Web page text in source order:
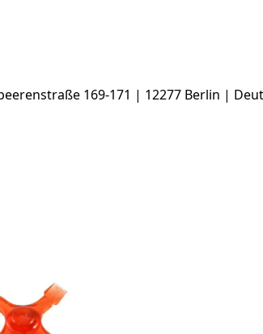
169-171 | 12277 Berlin |